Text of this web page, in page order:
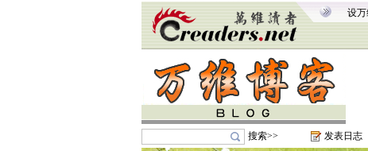
设
搜索>> 发表日志